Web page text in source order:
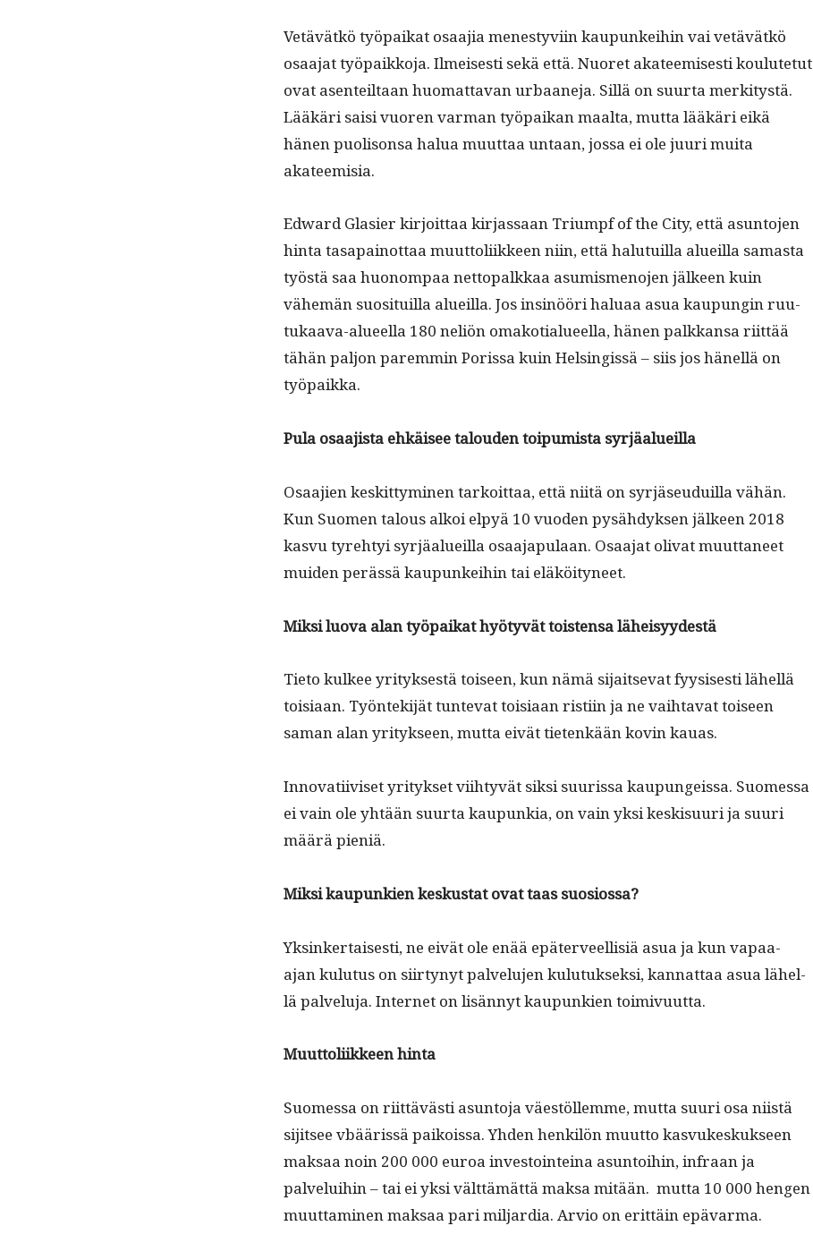
Vetävätkö työ­paikat osaa­jia men­estyvi­in kaupunkei­hin vai vetävätkö
osaa­jat työ­paikko­ja. Ilmeis­es­ti sekä että. Nuoret aka­teemis­es­ti koulute­tut
ovat asen­teil­taan huo­mat­ta­van urbaane­ja. Sil­lä on suur­ta merk­i­tys­tä.
Lääkäri saisi vuoren var­man työ­paikan maal­ta, mut­ta lääkäri eikä
hänen puolison­sa halua muut­taa untaan, jos­sa ei ole juuri mui­ta
akateemisia.
Edward Glasi­er kir­joit­taa kir­jas­saan Tri­umpf of the City, että asun­to­jen
hin­ta tas­apain­ot­taa muut­toli­ik­keen niin, että halu­tu­il­la alueil­la samas­ta
työstä saa huonom­paa net­topalkkaa asum­is­meno­jen jäl­keen kuin
vähemän suosi­tu­il­la alueil­la. Jos insinööri halu­aa asua kaupun­gin ruu­
tukaa­va-alueel­la 180 neliön omako­tialueel­la, hänen palkkansa riit­tää
tähän paljon parem­min Poris­sa kuin Helsingis­sä – siis jos hänel­lä on
työpaikka.
Pula osaa­jista ehkäisee talouden toipumista syrjäalueilla
Osaa­jien keskit­tymi­nen tarkoit­taa, että niitä on syr­jäseuduil­la vähän.
Kun Suomen talous alkoi elpyä 10 vuo­den pysähdyk­sen jäl­keen 2018
kasvu tyre­htyi syr­jäalueil­la osaa­japu­laan. Osaa­jat oli­vat muut­ta­neet
muiden perässä kaupunkei­hin tai eläköityneet.
Mik­si luo­va alan työ­paikat hyö­tyvät tois­t­en­sa läheisyydestä
Tieto kul­kee yri­tyk­ses­tä toiseen, kun nämä sijait­se­vat fyy­sis­es­ti lähel­lä
toisi­aan. Työn­tek­i­jät tun­te­vat toisi­aan ris­ti­in ja ne vai­h­ta­vat toiseen
saman alan yri­tyk­seen, mut­ta eivät tietenkään kovin kauas.
Inno­vati­iviset yri­tyk­set viihtyvät sik­si suuris­sa kaupungeis­sa. Suomes­sa
ei vain ole yhtään suur­ta kaupunkia, on vain yksi keskisu­uri ja suuri
määrä pieniä.
Mik­si kaupunkien kesku­s­tat ovat taas suosiossa?
Yksinker­tais­es­ti, ne eivät ole enää epäter­veel­lisiä asua ja kun vapaa-
ajan kulu­tus on siir­tynyt palvelu­jen kulu­tuk­sek­si, kan­nat­taa asua lähel­
lä palvelu­ja. Inter­net on lisän­nyt kaupunkien toimivuutta.
Muut­toli­ik­keen hinta
Suomes­sa on riit­tävästi asun­to­ja väestöllemme, mut­ta suuri osa niistä
sijit­see vbääris­sä paikois­sa. Yhden henkilön muut­to kasvukeskuk­seen
mak­saa noin 200 000 euroa investoin­teina asun­toi­hin, infraan ja
palvelui­hin – tai ei yksi vält­tämät­tä mak­sa mitään. mut­ta 10 000 hen­gen
muut­ta­mi­nen mak­saa pari mil­jar­dia. Arvio on erit­täin epävarma.